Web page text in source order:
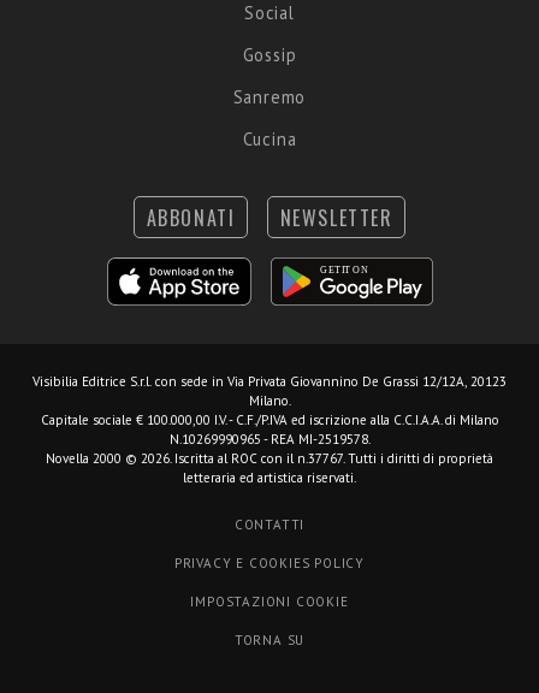
Social
Gossip
Sanremo
Cucina
ABBONATI NEWSLETTER
Visibilia Editrice S.r.l. con sede in Via Privata Giovannino De Grassi 12/12A, 20123
Milano.
Capitale sociale € 100.000,00 I.V. - C.F./P.IVA ed iscrizione alla C.C.I.A.A. di Milano
N.10269990965 - REA MI-2519578.
Novella 2000 © 2026. Iscritta al ROC con il n.37767. Tutti i diritti di proprietà
letteraria ed artistica riservati.
CONTATTI
PRIVACY E COOKIES POLICY
IMPOSTAZIONI COOKIE
TORNA SU